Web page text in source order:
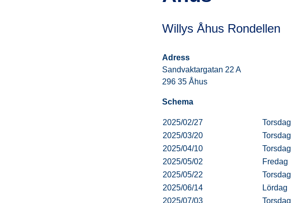
Willys Åhus Rondellen
Adress
Sandvaktargatan 22 A
296 35 Åhus
Schema
2025/02/27 Torsdag
2025/03/20
Torsdag
2025/04/10
Torsdag
2025/05/02
Fredag
2025/05/22
Torsdag
2025/06/14
Lördag
2025/07/03
Torsdag